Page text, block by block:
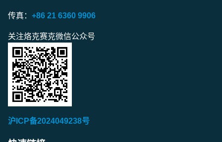
传真： +86 21 6360 9906
关注烙克赛克微信公众号
沪ICP备2024049238号